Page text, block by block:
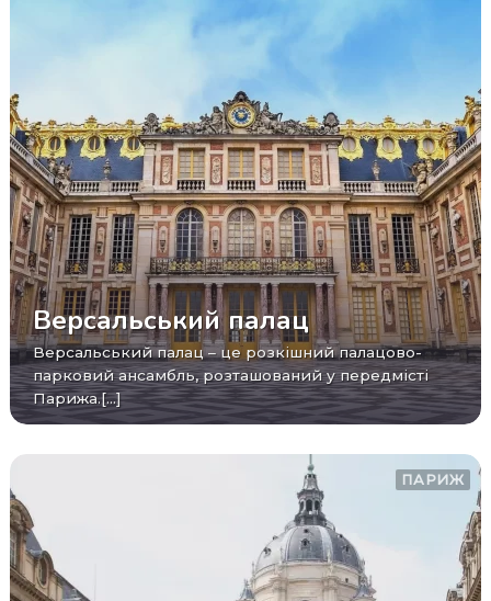
Версальський палац
Версальський палац – це розкішний палацово-
парковий ансамбль, розташований у передмісті
Парижа.[...]
ПАРИЖ